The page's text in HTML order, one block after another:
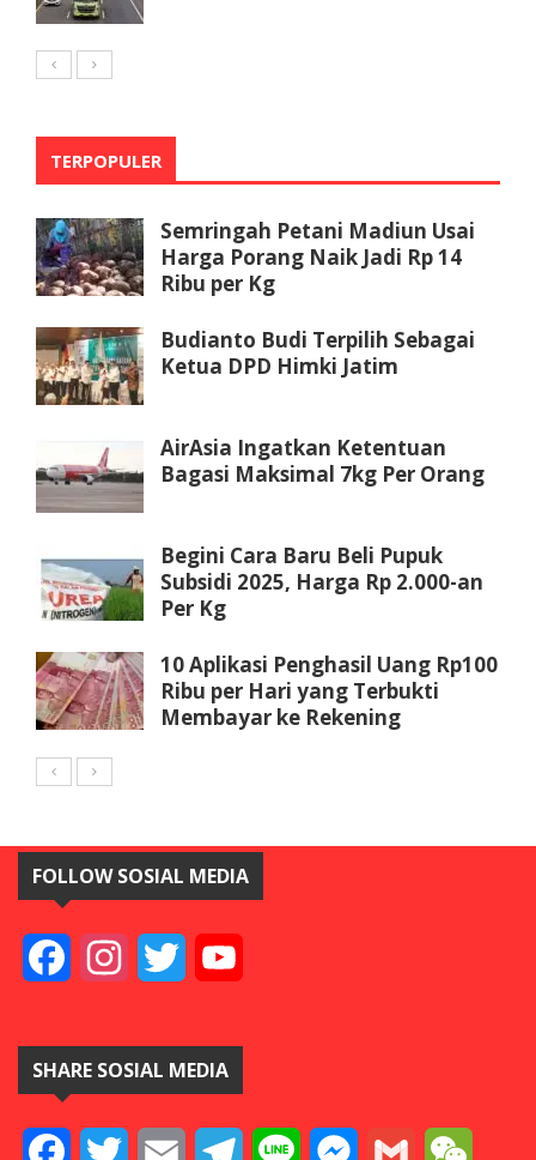
TERPOPULER
Semringah Petani Madiun Usai
Harga Porang Naik Jadi Rp 14
Ribu per Kg
Budianto Budi Terpilih Sebagai
Ketua DPD Himki Jatim
AirAsia Ingatkan Ketentuan
Bagasi Maksimal 7kg Per Orang
Begini Cara Baru Beli Pupuk
Subsidi 2025, Harga Rp 2.000-an
Per Kg
10 Aplikasi Penghasil Uang Rp100
Ribu per Hari yang Terbukti
Membayar ke Rekening
FOLLOW SOSIAL MEDIA
FacebookInstagramTwitter
SHARE SOSIAL MEDIA
FacebookTwitter Email TelegramLine Messenger
Gmail